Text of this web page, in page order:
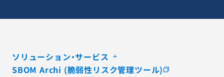
ソリューション・サービス
SBOM Archi (脆弱性リスク管理ツール)